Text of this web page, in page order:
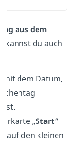
Tag aus dem
kannst du auch
mit dem Datum,
„Start“
“ auf den kleinen